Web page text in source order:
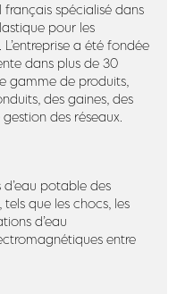
spécialisé dans
pour les
a été fondée
dans plus de 30
gamme de produits,
des gaines, des
des réseaux.
potable des
que les chocs, les
d’eau
entre